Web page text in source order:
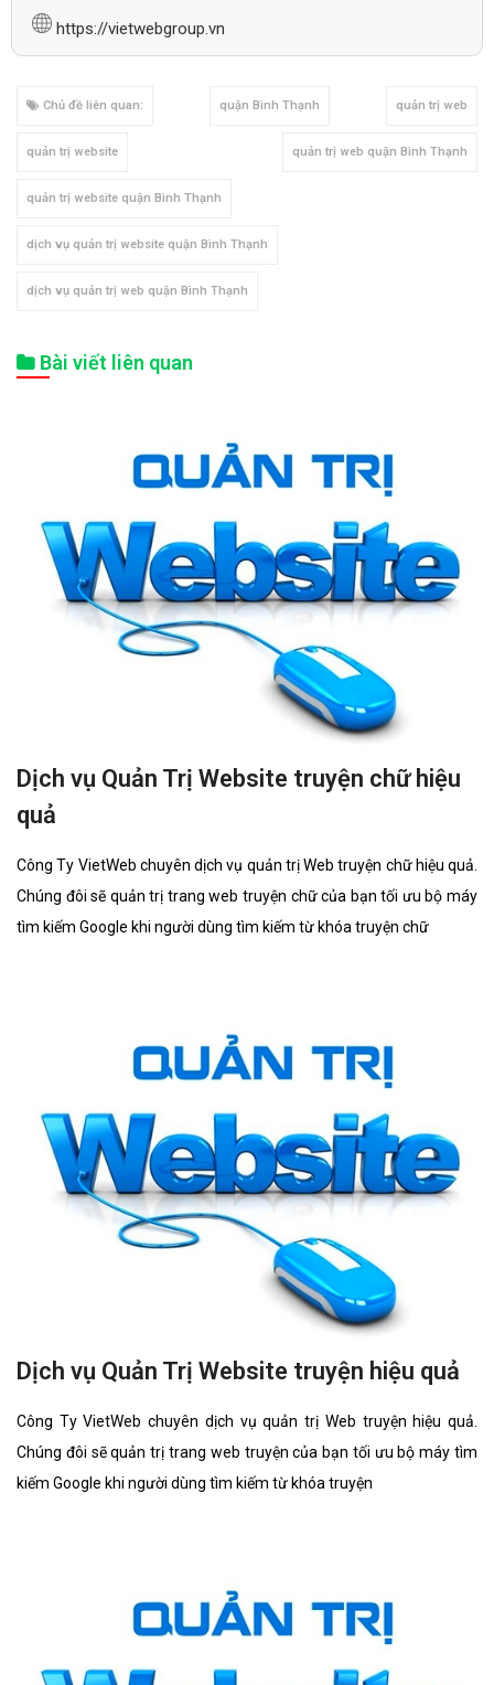
https://vietwebgroup.vn
Chủ đề liên quan: quận Bình Thạnh quản trị web
quản trị website quản trị web quận Bình Thạnh
quản trị website quận Bình Thạnh
dịch vụ quản trị website quận Bình Thạnh
dịch vụ quản trị web quận Bình Thạnh
Bài viết liên quan
Dịch vụ Quản Trị Website truyện chữ hiệu
quả
Công Ty VietWeb chuyên dịch vụ quản trị Web truyện chữ hiệu quả.
Chúng đôi sẽ quản trị trang web truyện chữ của bạn tối ưu bộ máy
tìm kiếm Google khi người dùng tìm kiếm từ khóa truyện chữ
Dịch vụ Quản Trị Website truyện hiệu quả
Công Ty VietWeb chuyên dịch vụ quản trị Web truyện hiệu quả.
Chúng đôi sẽ quản trị trang web truyện của bạn tối ưu bộ máy tìm
kiếm Google khi người dùng tìm kiếm từ khóa truyện